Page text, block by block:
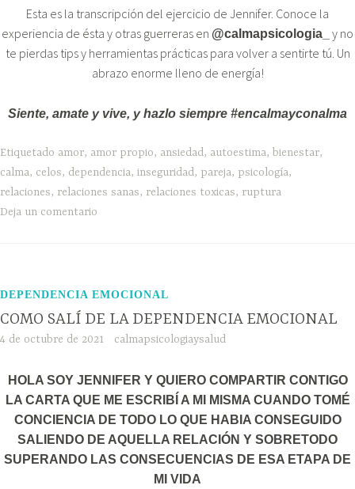
Esta es la transcripción del ejercicio de Jennifer. Conoce la
experiencia de ésta y otras guerreras en @calmapsicologia_
y no
te pierdas tips y herramientas prácticas para volver a sentirte tú. Un
abrazo enorme lleno de energía!
Siente, amate y vive, y hazlo siempre #encalmayconalma
Etiquetado amor, amor propio, ansiedad, autoestima, bienestar,
calma, celos, dependencia, inseguridad, pareja, psicología,
relaciones, relaciones sanas, relaciones toxicas, ruptura
Deja un comentario
DEPENDENCIA EMOCIONAL
COMO SALÍ DE LA DEPENDENCIA EMOCIONAL
4 de octubre de 2021 calmapsicologiaysalud
HOLA SOY JENNIFER Y QUIERO COMPARTIR CONTIGO
LA CARTA QUE ME ESCRIBÍ A MI MISMA CUANDO TOMÉ
CONCIENCIA DE TODO LO QUE HABIA CONSEGUIDO
SALIENDO DE AQUELLA RELACIÓN Y SOBRETODO
SUPERANDO LAS CONSECUENCIAS DE ESA ETAPA DE
MI VIDA